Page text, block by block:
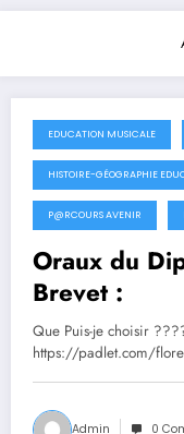
4 juin 2025
EDUCATION MUSICALE
HISTOIRE-GÉOGRAPHIE
P@RCOURS AVENIR
Oraux du
Brevet :
Que Puis-je choisir
https://padlet.com/
Admin 0